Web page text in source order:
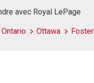
avec Royal LePage
Ontario Ottawa